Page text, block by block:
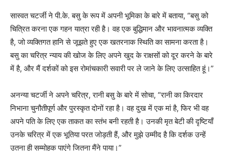
सास्वत चटर्जी ने पी.के. बसु के रूप में अपनी भूमिका के बारे में बताया, “बसु को
चित्रित करना एक गहन यात्रा रही है। वह एक बुद्धिमान और भावनात्मक व्यक्ति
है, जो व्यक्तिगत हानि से जूझते हुए एक खतरनाक स्थिति का सामना करता है।
बसु का चरित्र न्याय की खोज के लिए अपने खुद के राक्षसों को दूर करने के बारे
में है, और मैं दर्शकों को इस रोमांचकारी सवारी पर ले जाने के लिए उत्साहित हूं।”
अनन्या चटर्जी ने अपने चरित्र, रानी बसु के बारे में सोचा, “रानी का किरदार
निभाना चुनौतीपूर्ण और पुरस्कृत दोनों रहा है। वह दुख में एक मां है, फिर भी वह
अपने पति के लिए एक ताकत का स्तंभ बनी रहती है। उनकी मृत बेटी की दृष्टियाँ
उनके चरित्र में एक भूतिया परत जोड़ती हैं, और मुझे उम्मीद है कि दर्शक उन्हें
उतना ही सम्मोहक पाएंगे जितना मैंने पाया।”